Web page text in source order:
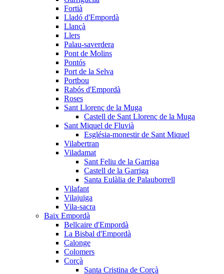
Fortià
Lladó d'Empordà
Llançà
Llers
Palau-saverdera
Pont de Molins
Pontós
Port de la Selva
Portbou
Rabós d'Empordà
Roses
Sant Llorenç de la Muga
Castell de Sant Llorenç de la Muga
Sant Miquel de Fluvià
Església-monestir de Sant Miquel
Vilabertran
Viladamat
Sant Feliu de la Garriga
Castell de la Garriga
Santa Eulàlia de Palauborrell
Vilafant
Vilajuïga
Vila-sacra
Baix Empordà
Bellcaire d'Empordà
La Bisbal d'Empordà
Calonge
Colomers
Corçà
Santa Cristina de Corçà